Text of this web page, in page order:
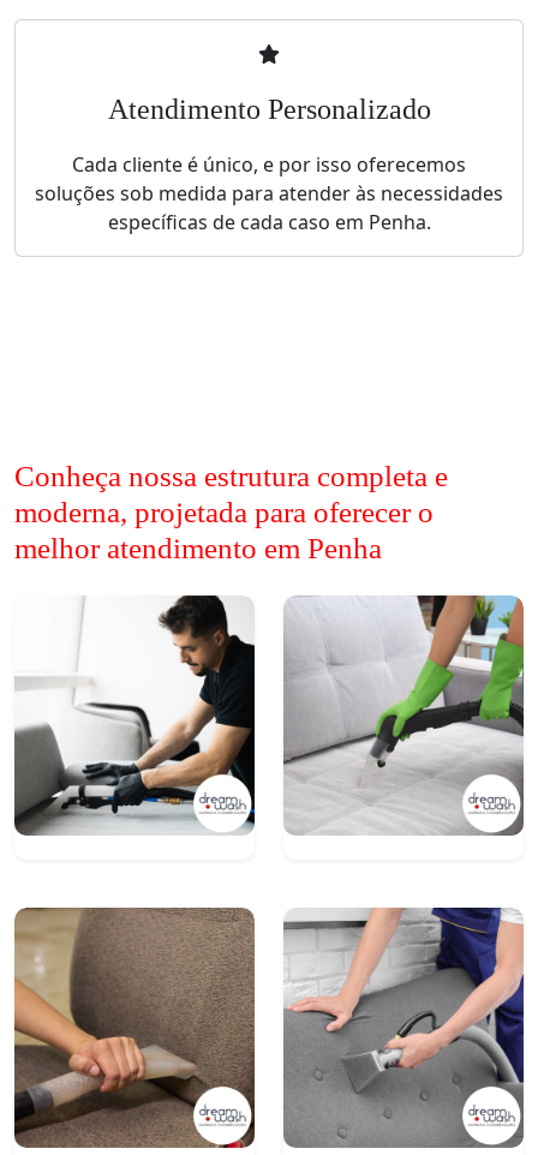
Atendimento Personalizado
Cada cliente é único, e por isso oferecemos
soluções sob medida para atender às necessidades
específicas de cada caso em Penha.
Conheça nossa estrutura completa e
moderna, projetada para oferecer o
melhor atendimento em Penha